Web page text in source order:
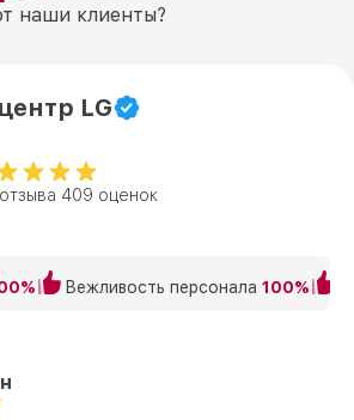
наши клиенты?
LG
409 оценок
Вежливость персонала 100%